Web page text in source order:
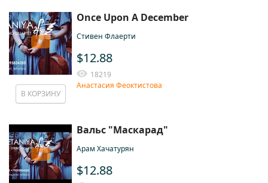
В КОРЗИНУ
Once Upon A December
Стивен Флаерти
$12.88
18219
Анастасия Феоктистова
Вальс "Маскарад"
Арам Хачатурян
$12.88